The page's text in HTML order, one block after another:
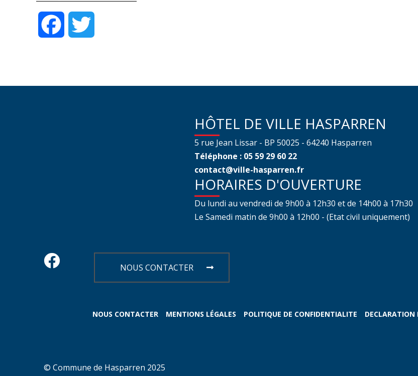
Facebook
HÔTEL DE VILLE HASPARREN
5 rue Jean Lissar - BP 50025 - 64240 Hasparren
Téléphone : 05 59 29 60 22
contact@ville-hasparren.fr
HORAIRES D'OUVERTURE
Du lundi au vendredi de 9h00 à 12h30 et de 14h00 à 17h30
Le Samedi matin de 9h00 à 12h00 - (Etat civil uniquement)
NOUS CONTACTER
NOUS CONTACTER MENTIONS LÉGALES POLITIQUE DE CONFIDENTIALITE DECLARATION
© Commune de Hasparren 2025